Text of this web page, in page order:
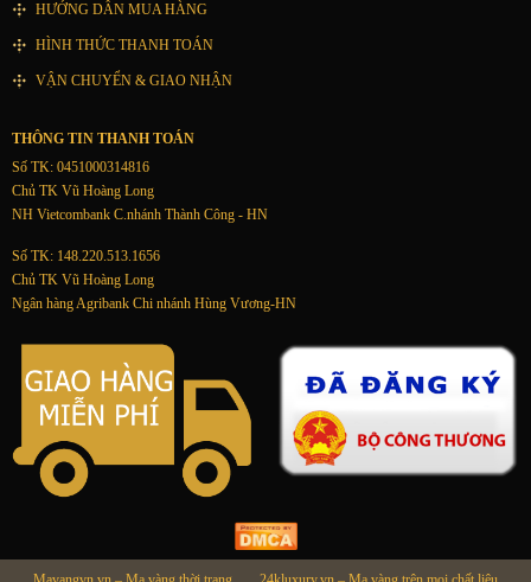
HƯỚNG DẪN MUA HÀNG
HÌNH THỨC THANH TOÁN
VẬN CHUYỂN & GIAO NHẬN
THÔNG TIN THANH TOÁN
Số TK: 0451000314816
Chủ TK Vũ Hoàng Long
NH Vietcombank C.nhánh Thành Công - HN
Số TK: 148.220.513.1656
Chủ TK Vũ Hoàng Long
Ngân hàng Agribank Chi nhánh Hùng Vương-HN